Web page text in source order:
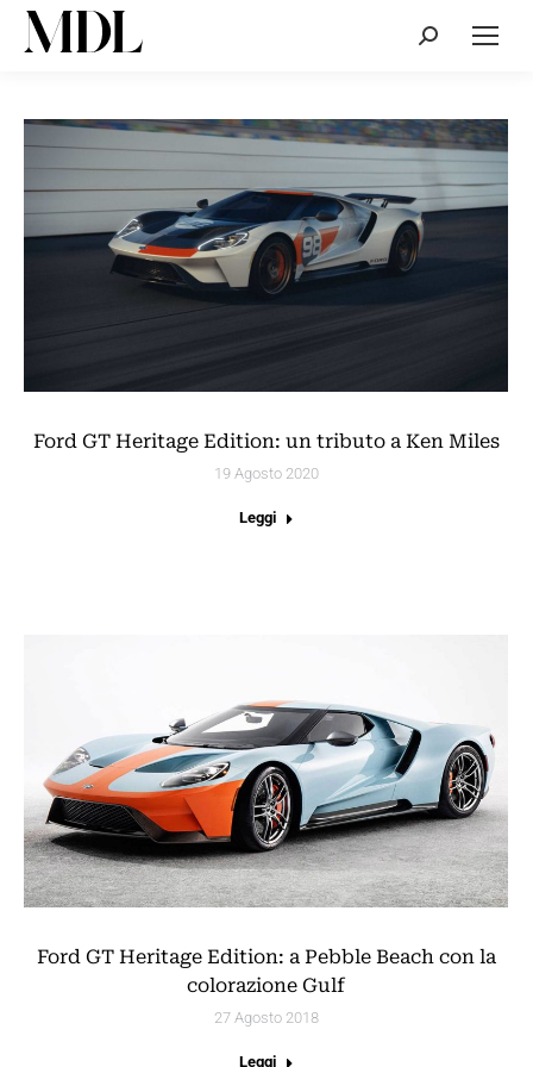
Cerca:
Ford GT Heritage Edition: un tributo a Ken Miles
19 Agosto 2020
Leggi
Ford GT Heritage Edition: a Pebble Beach con la
colorazione Gulf
27 Agosto 2018
Leggi